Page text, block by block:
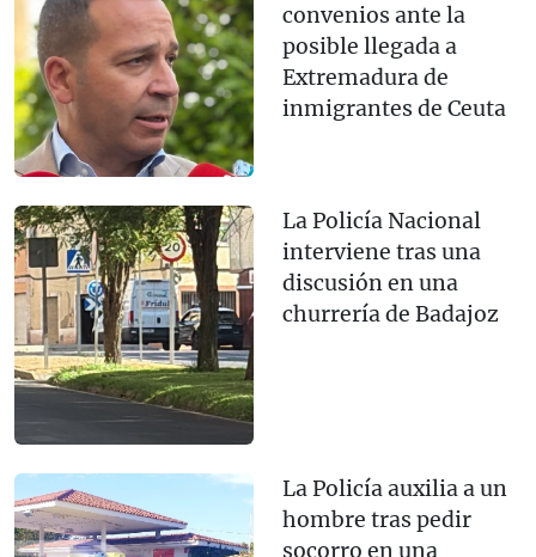
convenios ante la
posible llegada a
Extremadura de
inmigrantes de Ceuta
La Policía Nacional
interviene tras una
discusión en una
churrería de Badajoz
La Policía auxilia a un
hombre tras pedir
socorro en una